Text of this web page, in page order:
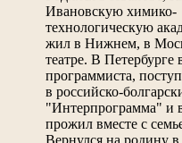
Ивановскую химико-
технологическую
жил в Нижнем, в
театре. В Петербурге
программиста,
в российско-
"Интерпрограмма" и
прожил вместе с